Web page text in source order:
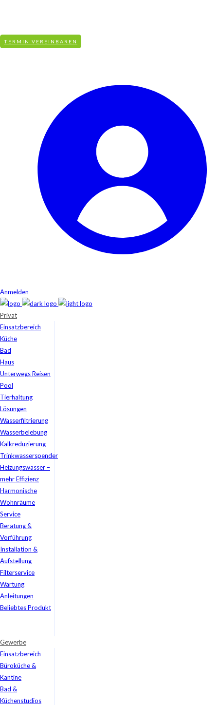
TERMIN VEREINBAREN
Anmelden
Privat
Einsatzbereich
Küche
Bad
Haus
Unterwegs Reisen
Pool
Tierhaltung
Lösungen
Wasserfiltrierung
Wasserbelebung
Kalkreduzierung
Trinkwasserspender
Heizungswasser –
mehr Effizienz
Harmonische
Wohnräume
Service
Beratung &
Vorführung
Installation &
Aufstellung
Filterservice
Wartung
Anleitungen
Beliebtes Produkt
Gewerbe
Einsatzbereich
Büroküche &
Kantine
Bad &
Küchenstudios